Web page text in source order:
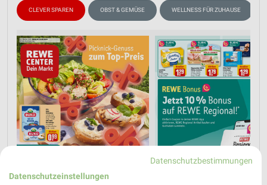
CLEVER SPAREN OBST & GEMÜSE WELLNESS FÜR ZUHAUSE
Datenschutzbestimmungen
Datenschutzeinstellungen